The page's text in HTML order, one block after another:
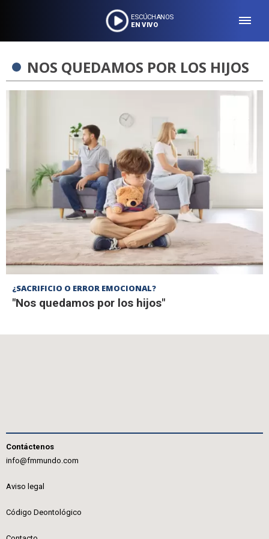
ESCÚCHANOS
EN VIVO
NOS QUEDAMOS POR LOS HIJOS
¿SACRIFICIO O ERROR EMOCIONAL?
"Nos quedamos por los hijos"
Contáctenos
info@fmmundo.com
Aviso legal
Código Deontológico